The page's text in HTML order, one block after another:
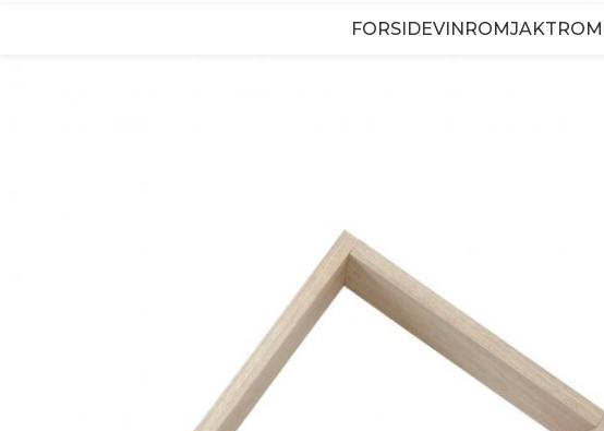
FORSIDEVINROMJAKTROM